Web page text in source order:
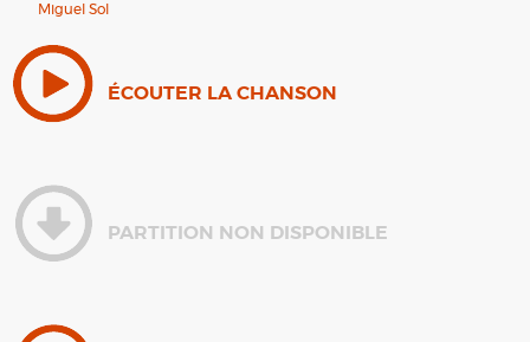
Miguel Sol
ÉCOUTER LA CHANSON
PARTITION NON DISPONIBLE